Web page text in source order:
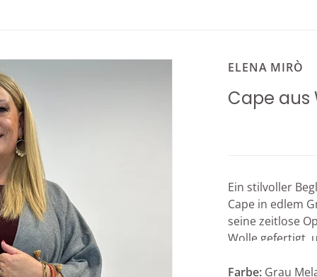
files/ ELENA MIRÒ
Cape aus
Ein stilvoller
Cape in edlem
seine zeitlose
Wolle gefertigt,
oder als stilvolle
Farbe: Grau